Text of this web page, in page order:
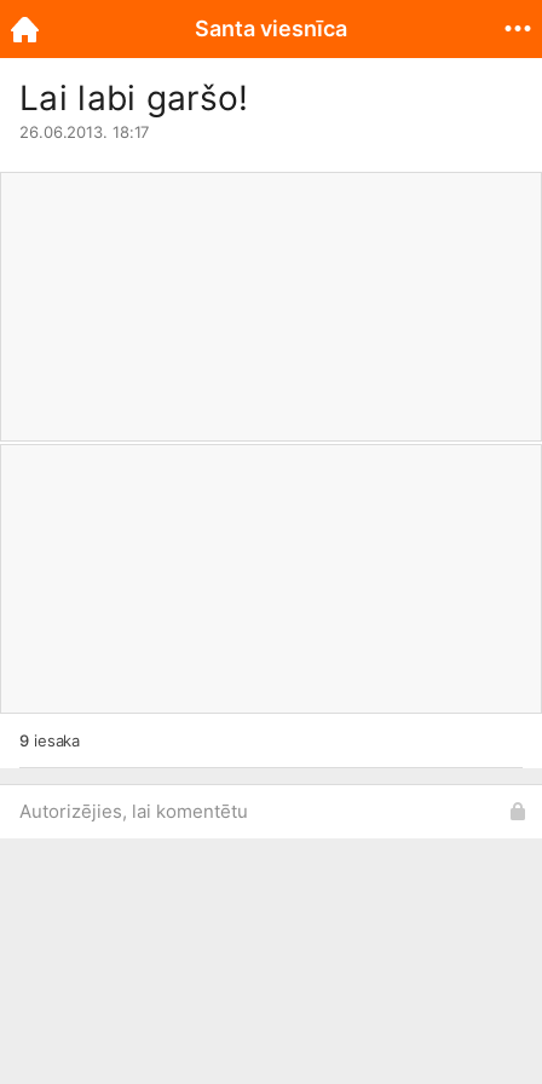
Lai labi garšo!
26.06.2013. 18:17
9iesaka
Autorizējies, lai komentētu
Santa viesnīca